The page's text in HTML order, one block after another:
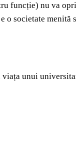
funcție) nu va opri
societate menită
viața unui